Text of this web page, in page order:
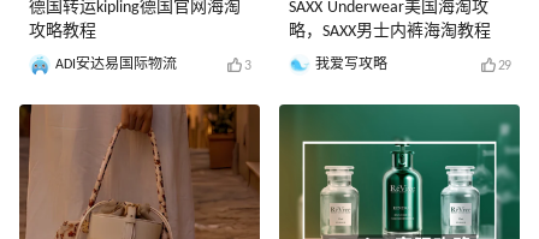
德国转运kipling德国官网海淘
攻略教程
ADI安达易国际物流 3
SAXX Underwear美国海淘攻
略，SAXX男士内裤海淘教程
我爱写攻略 29